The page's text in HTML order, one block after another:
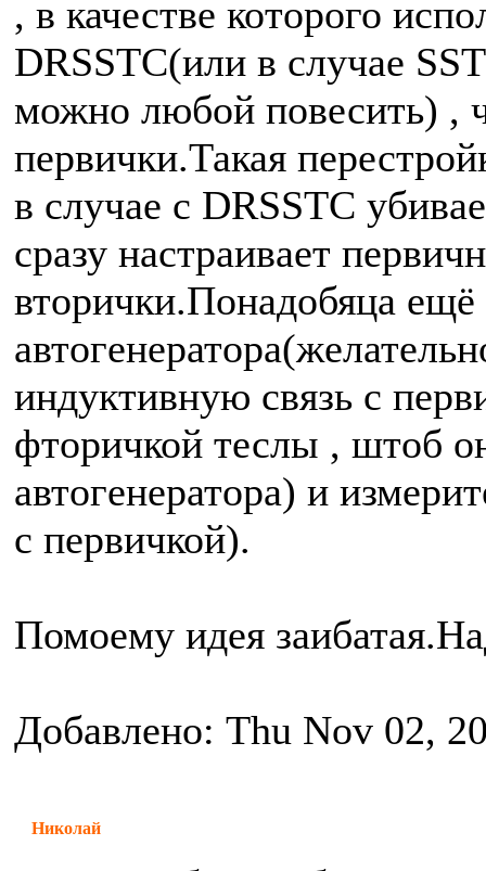
, в качестве которого
DRSSTC(или в случае
можно любой повесить) ,
первички.Такая
в случае с DRSSTC
сразу настраивает
вторички.Понадобяца
индуктивную связь с
фторичкой теслы , штоб
автогенератора) и
с первичкой).
Помоему идея
Добавлено: Thu Nov 02,
Николай